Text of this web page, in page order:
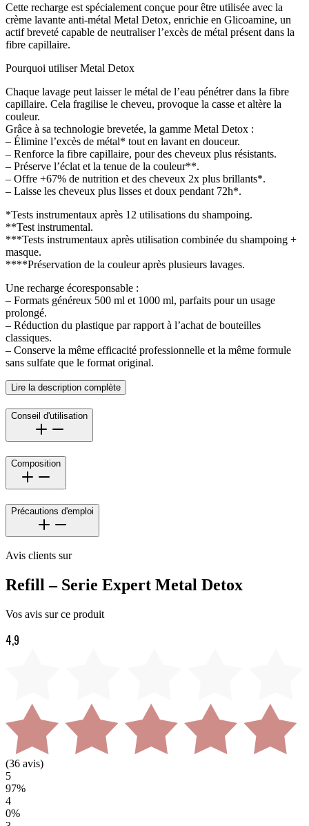
Cette recharge est spécialement conçue pour être utilisée avec la
crème lavante anti-métal Metal Detox, enrichie en Glicoamine, un
actif breveté capable de neutraliser l’excès de métal présent dans la
fibre capillaire.
Pourquoi utiliser Metal Detox
Chaque lavage peut laisser le métal de l’eau pénétrer dans la fibre
capillaire. Cela fragilise le cheveu, provoque la casse et altère la
couleur.
Grâce à sa technologie brevetée, la gamme Metal Detox :
– Élimine l’excès de métal* tout en lavant en douceur.
– Renforce la fibre capillaire, pour des cheveux plus résistants.
– Préserve l’éclat et la tenue de la couleur**.
– Offre +67% de nutrition et des cheveux 2x plus brillants*.
– Laisse les cheveux plus lisses et doux pendant 72h*.
*Tests instrumentaux après 12 utilisations du shampoing.
**Test instrumental.
***Tests instrumentaux après utilisation combinée du shampoing +
masque.
****Préservation de la couleur après plusieurs lavages.
Une recharge écoresponsable :
– Formats généreux 500 ml et 1000 ml, parfaits pour un usage
prolongé.
– Réduction du plastique par rapport à l’achat de bouteilles
classiques.
– Conserve la même efficacité professionnelle et la même formule
sans sulfate que le format original.
Lire la description complète
Conseil d'utilisation
Composition
Précautions d'emploi
Avis clients sur
Refill – Serie Expert Metal Detox
Vos avis sur ce produit
4,9
(36 avis)
5
97%
4
0%